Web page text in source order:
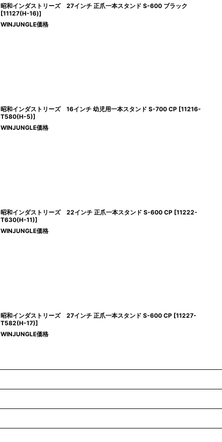
昭和インダストリーズ 27インチ 正爪一本スタンド S-600 ブラック
[11127(H-16)]
WINJUNGLE価格
昭和インダストリーズ 16インチ 幼児用一本スタンド S-700 CP [11216-
T580(H-5)]
WINJUNGLE価格
昭和インダストリーズ 22インチ 正爪一本スタンド S-600 CP [11222-
T630(H-11)]
WINJUNGLE価格
昭和インダストリーズ 27インチ 正爪一本スタンド S-600 CP [11227-
T582(H-17)]
WINJUNGLE価格